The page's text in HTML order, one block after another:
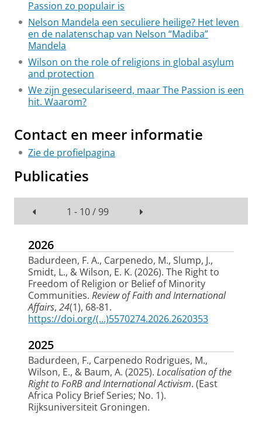
Passion zo populair is
Nelson Mandela een seculiere heilige? Het leven
en de nalatenschap van Nelson “Madiba”
Mandela
Wilson on the role of religions in global asylum
and protection
We zijn geseculariseerd, maar The Passion is een
hit. Waarom?
Contact en meer informatie
Zie de profielpagina
Publicaties
1 - 10 / 99
2026
Badurdeen, F. A., Carpenedo, M., Slump, J.,
Smidt, L., & Wilson, E. K. (2026). The Right to
Freedom of Religion or Belief of Minority
Communities. Review of Faith and International
Affairs, 24(1), 68-81.
https://doi.org/(...)5570274.2026.2620353
2025
Badurdeen, F., Carpenedo Rodrigues, M.,
Wilson, E., & Baum, A. (2025). Localisation of the
Right to FoRB and International Activism. (East
Africa Policy Brief Series; No. 1).
Rijksuniversiteit Groningen.